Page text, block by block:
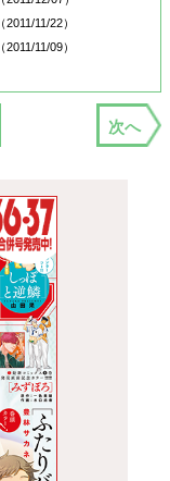
（2011/11/22）
（2011/11/09）
次へ